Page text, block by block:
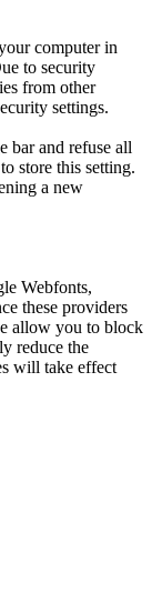
computer in
to security
from other
settings.
bar and refuse all
store this setting.
a new
Webfonts,
these providers
allow you to block
reduce the
will take effect